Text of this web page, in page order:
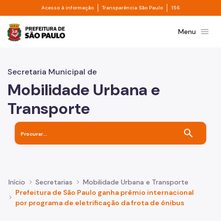
Pular para o Conteúdo principal
Acesso à informação Divisor de acesso à informação
Transparência São Paulo Divisor de
156
Prefeitura de São PauloMenu menu
Secretaria Municipal de
Mobilidade Urbana e
Transporte
search
Início Secretarias
Mobilidade Urbana e Transporte
Prefeitura de São Paulo ganha prêmio internacional
por programa de eletrificação da frota de ônibus